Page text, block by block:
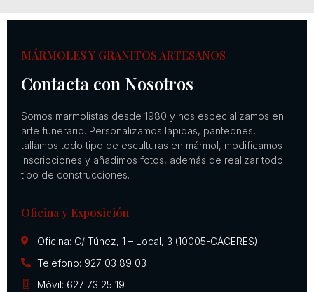
MÁRMOLES Y GRANITOS ARTESANOS
Contacta con Nosotros
Somos marmolistas desde 1980 y nos especializamos en
arte funerario. Personalizamos lápidas, panteones,
tallamos todo tipo de esculturas en mármol, modificamos
inscripciones y añadimos fotos, además de realizar todo
tipo de construcciones.
Oficina y Exposición
Oficina: C/ Túnez, 1 – Local, 3 (10005-CÁCERES)
Teléfono: 927 03 89 03
Móvil: 627 73 25 19